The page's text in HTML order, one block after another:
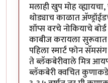
मलाही खुप मोह
थोड्याच काळात
शॉप्स वरचे नोकियाचे
काबीज करायला
पहिला स्मार्ट फोन
ते ब्लॅकबेरीवाले मित्र
ब्लॅकबेरी क्वचित